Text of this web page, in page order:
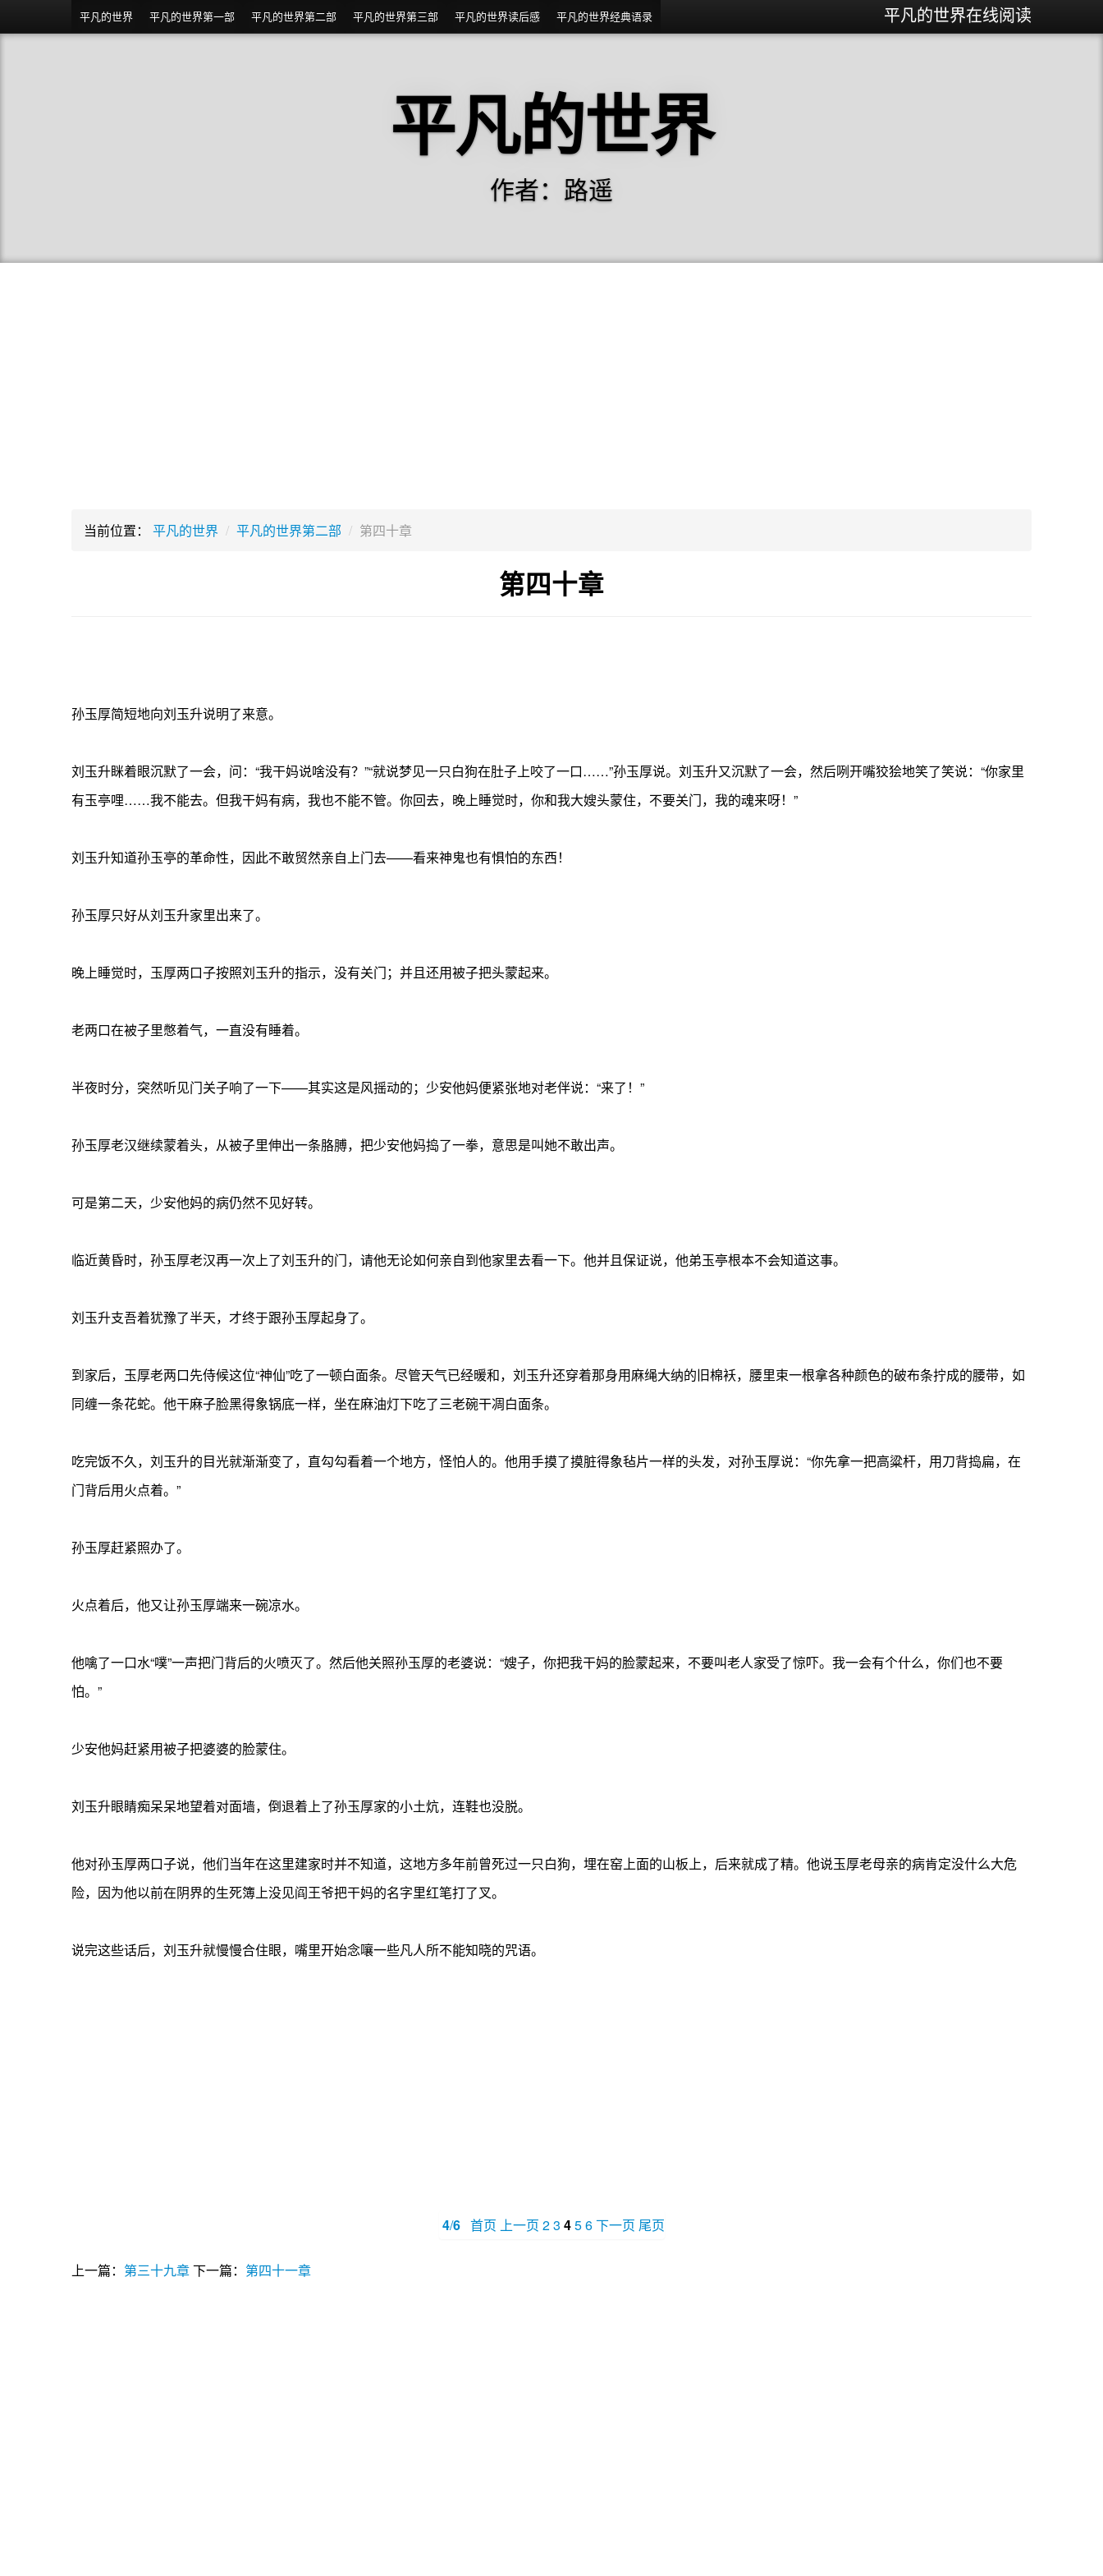
平凡的世界在线阅读
平凡的世界 平凡的世界第一部 平凡的世界第二部 平凡的世界第三部 平凡的世界读后感 平凡的世界经典语录
平凡的世界
作者：路遥
当前位置： 平凡的世界 / 平凡的世界第二部 / 第四十章
第四十章
孙玉厚简短地向刘玉升说明了来意。
刘玉升眯着眼沉默了一会，问：“我干妈说啥没有？”“就说梦见一只白狗在肚子上咬了一口……”孙玉厚说。刘玉升又沉默了一会，然后咧开嘴狡狯地笑了笑说：“你家里
有玉亭哩……我不能去。但我干妈有病，我也不能不管。你回去，晚上睡觉时，你和我大嫂头蒙住，不要关门，我的魂来呀！”
刘玉升知道孙玉亭的革命性，因此不敢贸然亲自上门去——看来神鬼也有惧怕的东西！
孙玉厚只好从刘玉升家里出来了。
晚上睡觉时，玉厚两口子按照刘玉升的指示，没有关门；并且还用被子把头蒙起来。
老两口在被子里憋着气，一直没有睡着。
半夜时分，突然听见门关子响了一下——其实这是风摇动的；少安他妈便紧张地对老伴说：“来了！”
孙玉厚老汉继续蒙着头，从被子里伸出一条胳膊，把少安他妈捣了一拳，意思是叫她不敢出声。
可是第二天，少安他妈的病仍然不见好转。
临近黄昏时，孙玉厚老汉再一次上了刘玉升的门，请他无论如何亲自到他家里去看一下。他并且保证说，他弟玉亭根本不会知道这事。
刘玉升支吾着犹豫了半天，才终于跟孙玉厚起身了。
到家后，玉厚老两口先侍候这位“神仙”吃了一顿白面条。尽管天气已经暖和，刘玉升还穿着那身用麻绳大纳的旧棉袄，腰里束一根拿各种颜色的破布条拧成的腰带，如
同缠一条花蛇。他干麻子脸黑得象锅底一样，坐在麻油灯下吃了三老碗干凋白面条。
吃完饭不久，刘玉升的目光就渐渐变了，直勾勾看着一个地方，怪怕人的。他用手摸了摸脏得象毡片一样的头发，对孙玉厚说：“你先拿一把高粱杆，用刀背捣扁，在
门背后用火点着。”
孙玉厚赶紧照办了。
火点着后，他又让孙玉厚端来一碗凉水。
他噙了一口水“噗”一声把门背后的火喷灭了。然后他关照孙玉厚的老婆说：“嫂子，你把我干妈的脸蒙起来，不要叫老人家受了惊吓。我一会有个什么，你们也不要
怕。”
少安他妈赶紧用被子把婆婆的脸蒙住。
刘玉升眼睛痴呆呆地望着对面墙，倒退着上了孙玉厚家的小土炕，连鞋也没脱。
他对孙玉厚两口子说，他们当年在这里建家时并不知道，这地方多年前曾死过一只白狗，埋在窑上面的山板上，后来就成了精。他说玉厚老母亲的病肯定没什么大危
险，因为他以前在阴界的生死簿上没见阎王爷把干妈的名字里红笔打了叉。
说完这些话后，刘玉升就慢慢合住眼，嘴里开始念嚷一些凡人所不能知晓的咒语。
4/6 首页 上一页 23 456下一页 尾页
上一篇： 第三十九章下一篇： 第四十一章